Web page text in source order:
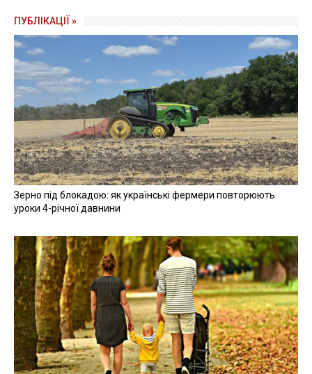
ПУБЛІКАЦІЇ »
Зерно під блокадою: як українські фермери повторюють
уроки 4-річної давнини